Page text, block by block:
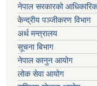
नेपाल सरकारको आधिकारिक
केन्द्रीय पञ्जीकरण विभाग
अर्थ मन्त्रालय
सूचना बिभाग
नेपाल कानुन आयोग
लोक सेवा आयोग